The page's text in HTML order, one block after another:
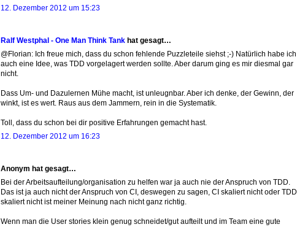
12. Dezember 2012 um 15:23
Ralf Westphal - One Man Think Tank hat gesagt…
@Florian: Ich freue mich, dass du schon fehlende Puzzleteile siehst ;-) Natürlich habe ich
auch eine Idee, was TDD vorgelagert werden sollte. Aber darum ging es mir diesmal gar
nicht.
Dass Um- und Dazulernen Mühe macht, ist unleugnbar. Aber ich denke, der Gewinn, der
winkt, ist es wert. Raus aus dem Jammern, rein in die Systematik.
Toll, dass du schon bei dir positive Erfahrungen gemacht hast.
12. Dezember 2012 um 16:23
Anonym hat gesagt…
Bei der Arbeitsaufteilung/organisation zu helfen war ja auch nie der Anspruch von TDD.
Das ist ja auch nicht der Anspruch von CI, deswegen zu sagen, CI skaliert nicht oder TDD
skaliert nicht ist meiner Meinung nach nicht ganz richtig.
Wenn man die User stories klein genug schneidet/gut aufteilt und im Team eine gute